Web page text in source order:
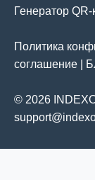
Генератор QR-
Политика
соглашение
© 2026